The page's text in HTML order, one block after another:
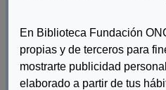
En Biblioteca Fundación
propias y de terceros para
mostrarte publicidad
elaborado a partir de tus
X Talento
Colección Por